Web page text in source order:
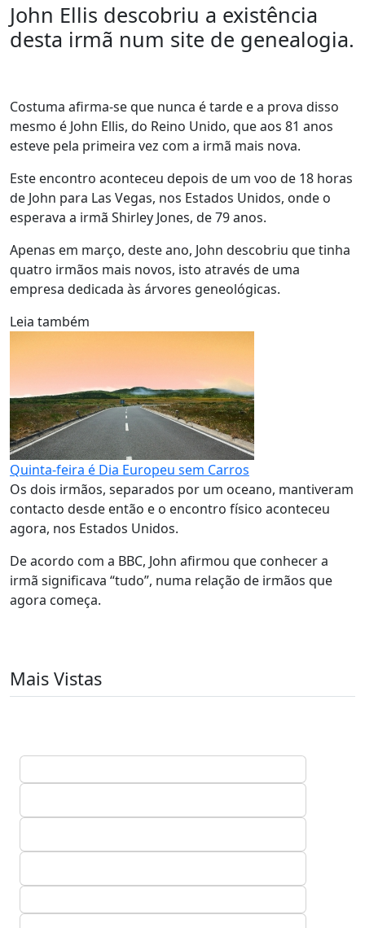
John Ellis descobriu a existência
desta irmã num site de genealogia.
Costuma afirma-se que nunca é tarde e a prova disso
mesmo é John Ellis, do Reino Unido, que aos 81 anos
esteve pela primeira vez com a irmã mais nova.
Este encontro aconteceu depois de um voo de 18 horas
de John para Las Vegas, nos Estados Unidos, onde o
esperava a irmã Shirley Jones, de 79 anos.
Apenas em março, deste ano, John descobriu que tinha
quatro irmãos mais novos, isto através de uma
empresa dedicada às árvores geneológicas.
Leia também
Quinta-feira é Dia Europeu sem Carros
Os dois irmãos, separados por um oceano, mantiveram
contacto desde então e o encontro físico aconteceu
agora, nos Estados Unidos.
De acordo com a BBC, John afirmou que conhecer a
irmã significava “tudo”, numa relação de irmãos que
agora começa.
Mais Vistas